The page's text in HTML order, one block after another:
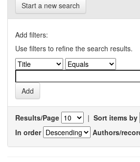
Start a new search
Add filters:
Use filters to refine the search results.
Results/Page | Sort items by
In order
Authors/